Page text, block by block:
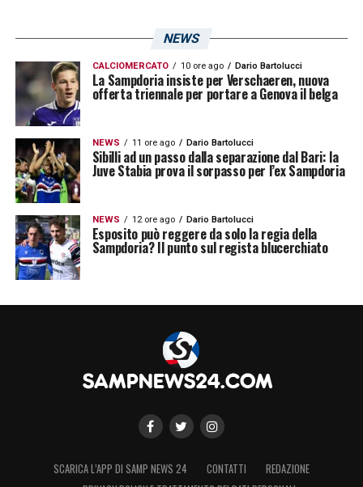
NEWS
CALCIOMERCATO 10 ore ago Dario Bartolucci
La Sampdoria insiste per Verschaeren, nuova
offerta triennale per portare a Genova il belga
NEWS 11 ore ago Dario Bartolucci
Sibilli ad un passo dalla separazione dal Bari: la
Juve Stabia prova il sorpasso per l’ex Sampdoria
NEWS 12 ore ago Dario Bartolucci
Esposito può reggere da solo la regia della
Sampdoria? Il punto sul regista blucerchiato
SCARICA L’APP DI SAMP NEWS 24 CONTATTI
REDAZIONE